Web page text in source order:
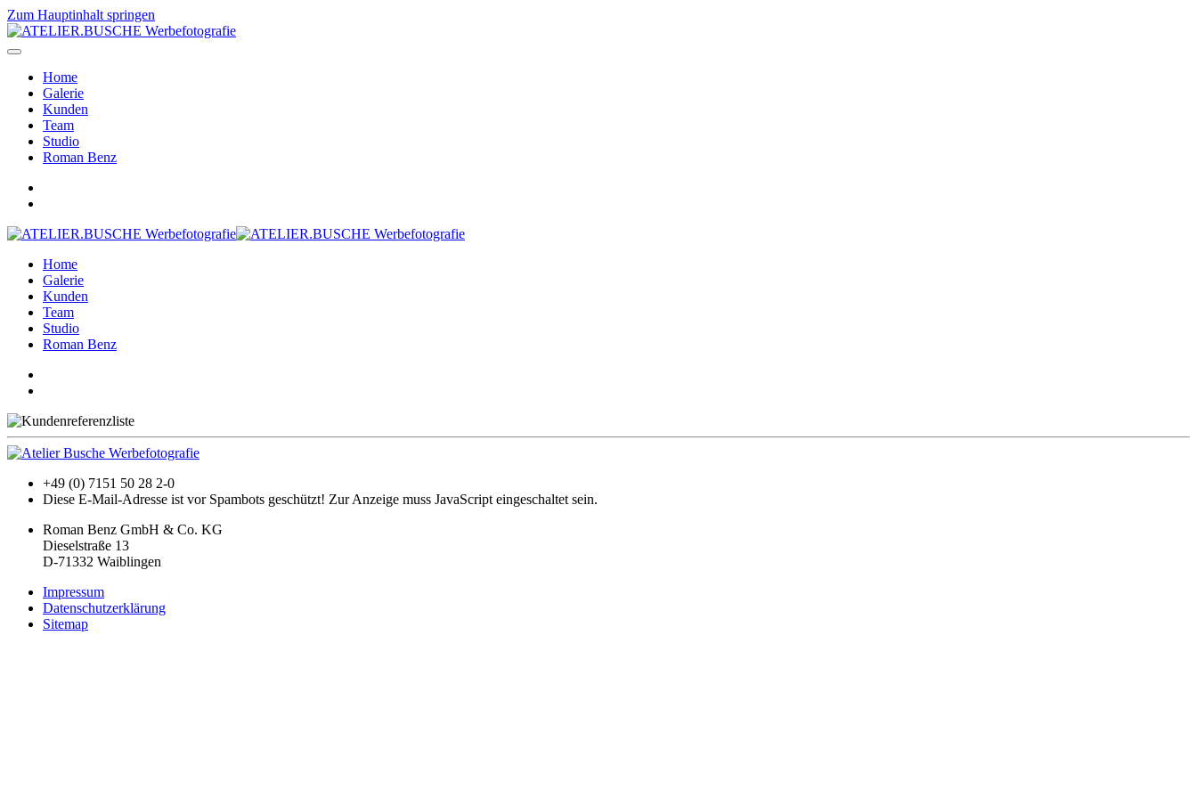
Zum Hauptinhalt springen
Home
Galerie
Kunden
Team
Studio
Roman Benz
Home
Galerie
Kunden
Team
Studio
Roman Benz
+49 (0) 7151 50 28 2-0
Diese E-Mail-Adresse ist vor Spambots geschützt! Zur Anzeige muss JavaScript eingeschaltet sein.
Roman Benz GmbH & Co. KG
Dieselstraße 13
D-71332 Waiblingen
Impressum
Datenschutzerklärung
Sitemap